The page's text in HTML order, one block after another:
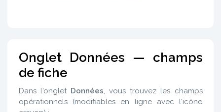
Onglet Données — champs
de fiche
Dans l'onglet Données, vous trouvez les champs
opérationnels (modifiables en ligne avec l'icône